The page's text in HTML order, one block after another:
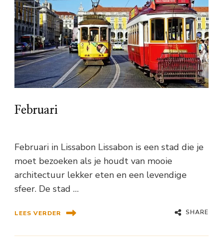
Februari
Februari in Lissabon Lissabon is een stad die je
moet bezoeken als je houdt van mooie
architectuur lekker eten en een levendige
sfeer. De stad …
LEES VERDER SHARE